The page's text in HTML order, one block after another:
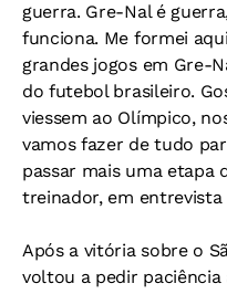
guerra. Gre-Nal é
funciona. Me formei
grandes jogos em Gre-
do futebol brasileiro.
viessem ao Olímpico,
vamos fazer de tudo
passar mais uma etapa
treinador, em entrevista
Após a vitória sobre o
voltou a pedir